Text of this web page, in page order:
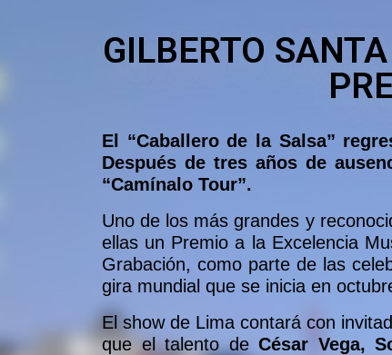
GILBERTO
El “Caballero de la Salsa”
Después de tres años de
“Camínalo Tour”.
Uno de los más grandes y
ellas un Premio a la Excelencia
Grabación, como parte de las
gira mundial que se inicia en
El show de Lima contará con
que el talento deCésar Vega,